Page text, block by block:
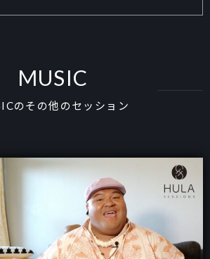
MUSIC
のその他のセッション